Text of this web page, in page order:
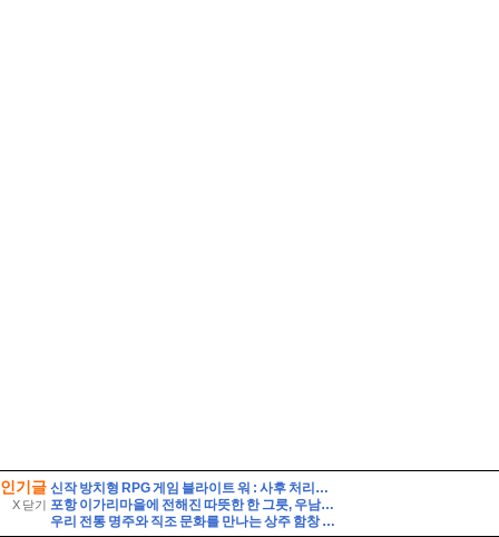
인기글
X 닫기
신작 방치형 RPG 게임 블라이트 워 : 사후 처리국 런칭 플레이 후기
포항 이가리마을에 전해진 따뜻한 한 그릇, 우남회 짜장면 봉사와 살풀이 공연
우리 전통 명주와 직조 문화를 만나는 상주 함창 명주 박물관